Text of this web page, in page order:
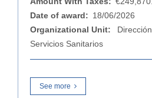
Date of award: 18/06/2026
Organizational Unit:
Servicios Sanitarios
See more